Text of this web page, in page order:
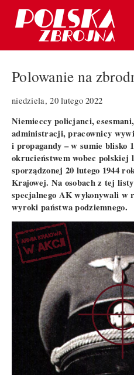
Polowanie na
niedziela, 20 lutego 2022
Niemieccy policjanci,
administracji, pracownicy
i propagandy – w sumie blisko
okrucieństwem wobec polskiej
sporządzonej 20 lutego 1944
Krajowej. Na osobach z tej listy
specjalnego AK wykonywali w
wyroki państwa podziemnego.